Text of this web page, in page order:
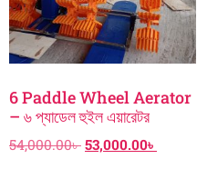
6 Paddle Wheel Aerator
– ৬ প্যাডেল হুইল এয়ারেটর
54,000.00৳ 53,000.00৳